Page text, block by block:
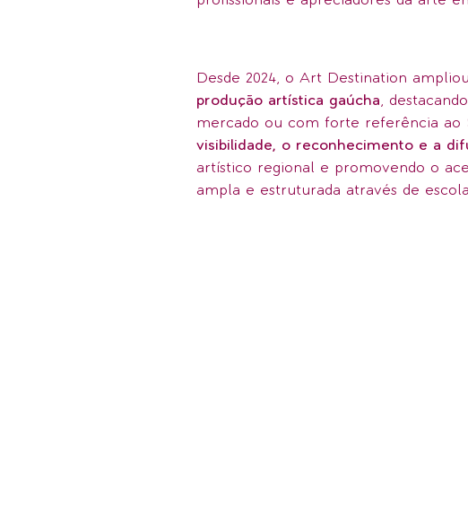
Desde 2024, o Art Destination
produção artística gaúcha,
mercado ou com forte referência ao
visibilidade, o reconhecimento e a
artístico regional e promovendo o
ampla e estruturada através de